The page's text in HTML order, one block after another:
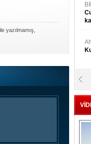
yazılmamış,